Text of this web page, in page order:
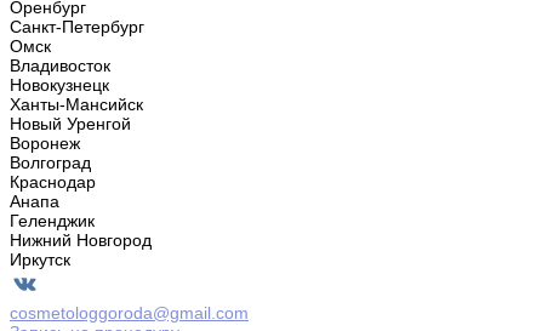
Оренбург
Санкт-Петербург
Омск
Владивосток
Новокузнецк
Ханты-Мансийск
Новый Уренгой
Воронеж
Волгоград
Краснодар
Анапа
Геленджик
Нижний Новгород
Иркутск
cosmetologgoroda@gmail.com